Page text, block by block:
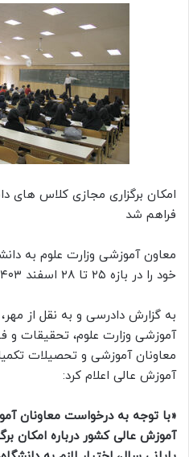
امکان برگزاری مجازی کلاس های
فراهم شد
معاون آموزشی وزارت علوم به
خود را در بازه ۲۵ تا ۲۸ اسفند ۱۴۰۳ به‌صورت مجازی برگزار کنند.
به گزارش دادرسی و به نقل از
آموزشی وزارت علوم، تحقیقات و
معاونان آموزشی و تحصیلات
آموزش عالی اعلام کرد:
«با توجه به درخواست معاونان
آموزش عالی کشور درباره امکان